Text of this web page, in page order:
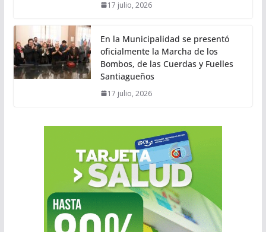
17 julio, 2026
En la Municipalidad se presentó
oficialmente la Marcha de los
Bombos, de las Cuerdas y Fuelles
Santiagueños
17 julio, 2026